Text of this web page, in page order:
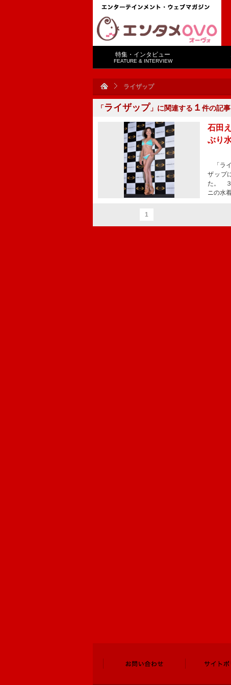
特集・インタビュー
FEATURE & INTERVIEW
ライザップ
「ライザップ 」に関連する １ 件の記事
石田
ぶり
「ラ
ザップ
た。 ３
ニの水
1